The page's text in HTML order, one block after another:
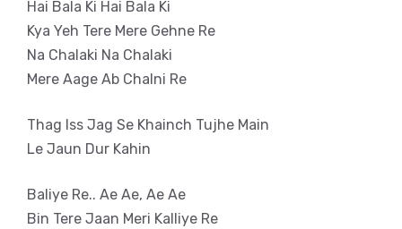
Hai Bala Ki Hai Bala Ki
Kya Yeh Tere Mere Gehne Re
Na Chalaki Na Chalaki
Mere Aage Ab Chalni Re
Thag Iss Jag Se Khainch Tujhe Main
Le Jaun Dur Kahin
Baliye Re.. Ae Ae, Ae Ae
Bin Tere Jaan Meri Kalliye Re